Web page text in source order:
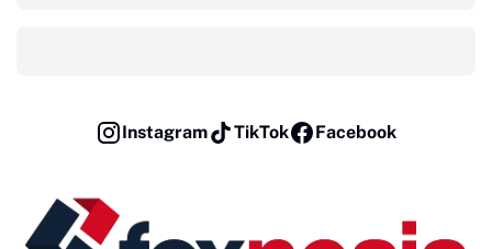
Instagram TikTok Facebook